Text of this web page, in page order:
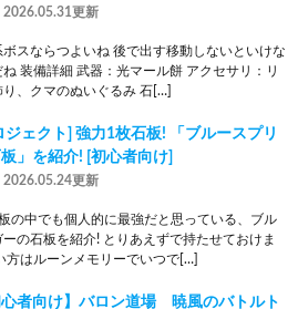
2026.05.31更新
スならつよいね 後で出す移動しないといけな
装備詳細 武器：光マール餅 アクセサリ：リ
り、クマのぬいぐるみ 石[…]
ジェクト] 強力1枚石板! 「ブルースプリ
」を紹介! [初心者向け]
2026.05.24更新
の中でも個人的に最強だと思っている、ブル
の石板を紹介! とりあえずで持たせておけま
方はルーンメモリーでいつで[…]
者向け】バロン道場 暁風のバトルト